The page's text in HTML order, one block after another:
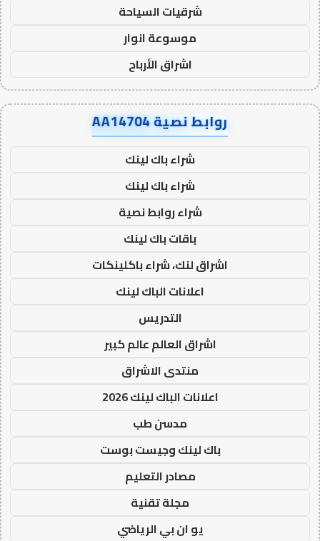
شرقيات السياحة
موسوعة انوار
اشراق الأرباح
روابط نصية AA14704
شراء باك لينك
شراء باك لينك
شراء روابط نصية
باقات باك لينك
اشراق لنك، شراء باكلينكات
اعلانات الباك لينك
التدريس
اشراق العالم عالم كبير
منتدى الاشراق
اعلانات الباك لينك 2026
مدسن طب
باك لينك وجيست بوست
مصادر التعليم
مجلة تقنية
يو ان بي الرياضي